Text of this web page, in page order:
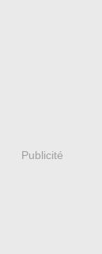
Publicité